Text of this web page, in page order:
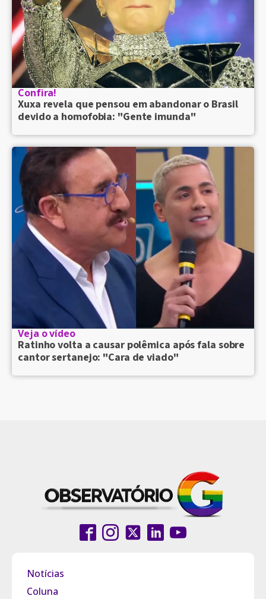
Confira!
Xuxa revela que pensou em abandonar o Brasil
devido a homofobia: "Gente imunda"
Veja o vídeo
Ratinho volta a causar polêmica após fala sobre
cantor sertanejo: "Cara de viado"
Notícias
Coluna